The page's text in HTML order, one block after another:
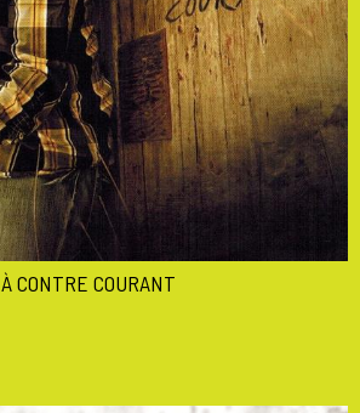
À CONTRE COURANT